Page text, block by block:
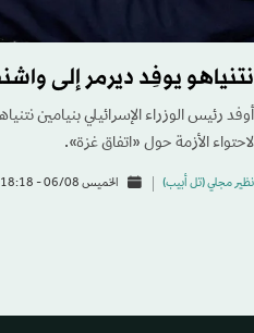
نتنياهو يوفِد ديرمر إلى
أوفد رئيس الوزراء الإسرائيلي بنيامين
لاحتواء الأزمة حول «اتفاق غزة».
نظير مجلي (تل أبيب) الخميس 06/08 - 18:18